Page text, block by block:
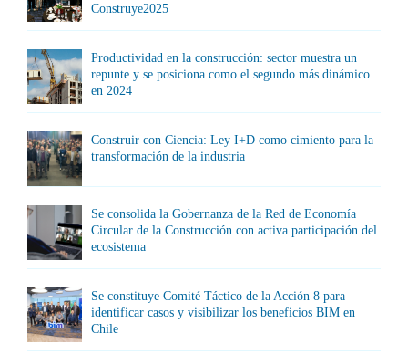
Construye2025
Productividad en la construcción: sector muestra un
repunte y se posiciona como el segundo más dinámico
en 2024
Construir con Ciencia: Ley I+D como cimiento para la
transformación de la industria
Se consolida la Gobernanza de la Red de Economía
Circular de la Construcción con activa participación del
ecosistema
Se constituye Comité Táctico de la Acción 8 para
identificar casos y visibilizar los beneficios BIM en
Chile